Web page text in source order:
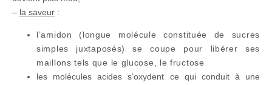
– la saveur :
l’amidon (longue molécule constituée de sucres
simples juxtaposés) se coupe pour libérer ses
maillons tels que le glucose, le fructose
les molécules acides s’oxydent ce qui conduit à une